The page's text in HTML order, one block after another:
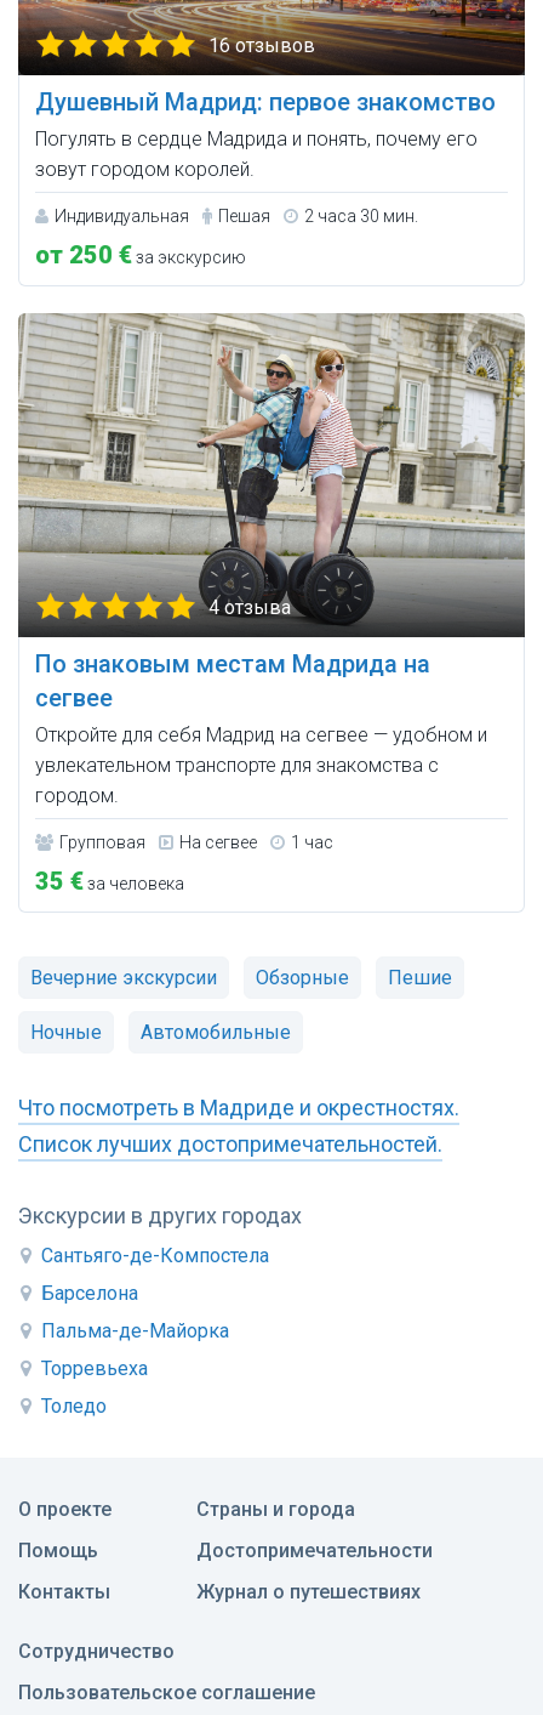
Экскурсии в других городах
Сантьяго-де-Компостела
Барселона
Пальма-де-Майорка
Торревьеха
Толедо
16 отзывов
Душевный Мадрид: первое знакомство
Погулять в сердце Мадрида и понять, почему его
зовут городом королей.
Индивидуальная Пешая 2 часа 30 мин.
от 250 €за экскурсию
4 отзыва
По знаковым местам Мадрида на
сегвее
Откройте для себя Мадрид на сегвее — удобном и
увлекательном транспорте для знакомства с
городом.
Групповая На сегвее 1 час
35 €за человека
Вечерние экскурсии Обзорные Пешие
Ночные Автомобильные
Что посмотреть в Мадриде и окрестностях.
Список лучших достопримечательностей.
О проекте
Помощь
Контакты
Страны и города
Достопримечательности
Журнал о путешествиях
Сотрудничество
Пользовательское соглашение